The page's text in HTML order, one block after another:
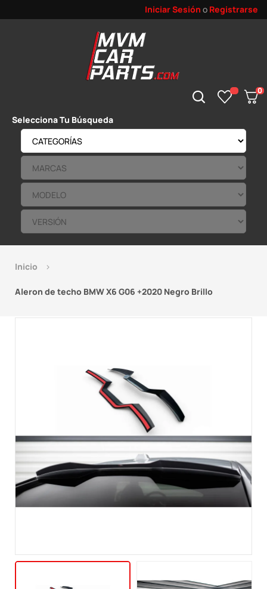
Iniciar Sesión o Registrarse
0
Selecciona Tu Búsqueda
Inicio
Aleron de techo BMW X6 G06 +2020 Negro Brillo